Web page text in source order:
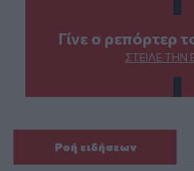
Γίνε ο ρεπόρτερ
ΣΤΕΊΛΕ ΤΗΝ
Ροή ειδήσεων